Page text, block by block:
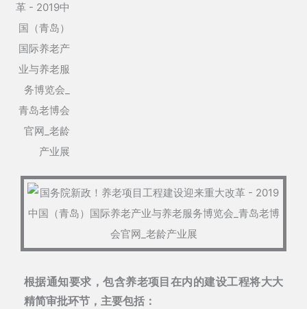
根据通知要求，包含养老项目在内的建设工程将大大
精简审批环节，主要包括：